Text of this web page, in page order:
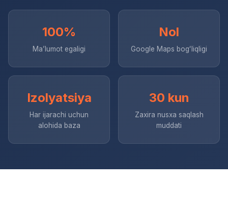
100%
Maʼlumot egaligi
Nol
Google Maps bogʻliqligi
Izolyatsiya
Har ijarachi uchun
alohida baza
30 kun
Zaxira nusxa saqlash
muddati